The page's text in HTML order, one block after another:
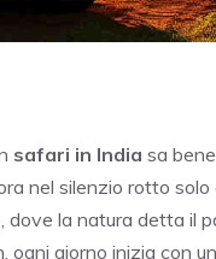
safari in India sa
nel silenzio rotto
la natura detta il
giorno inizia con